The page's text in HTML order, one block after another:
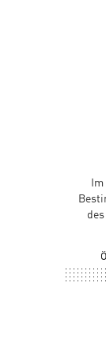
des